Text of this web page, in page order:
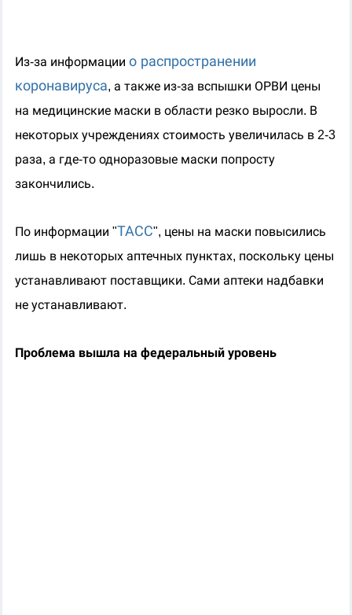
Из-за информации о распространении
коронавируса, а также из-за вспышки ОРВИ цены
на медицинские маски в области резко выросли. В
некоторых учреждениях стоимость увеличилась в 2-3
раза, а где-то одноразовые маски попросту
закончились.
По информации "ТАСС", цены на маски повысились
лишь в некоторых аптечных пунктах, поскольку цены
устанавливают поставщики. Сами аптеки надбавки
не устанавливают.
Проблема вышла на федеральный уровень